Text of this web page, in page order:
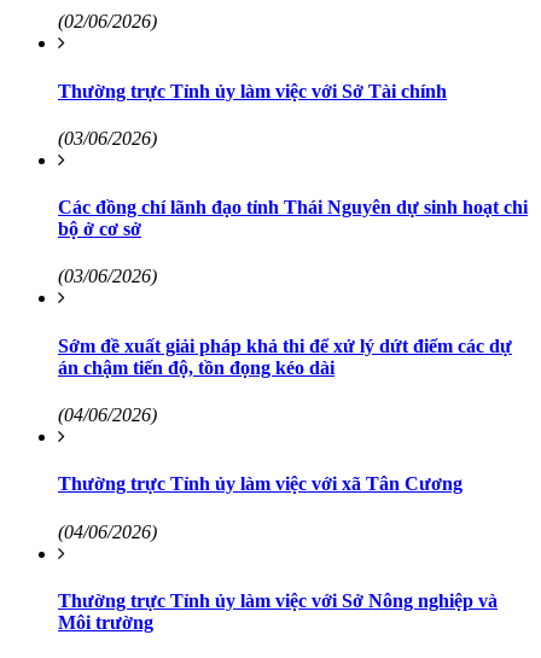
(02/06/2026)
Thường trực Tỉnh ủy làm việc với Sở Tài chính
(03/06/2026)
Các đồng chí lãnh đạo tỉnh Thái Nguyên dự sinh hoạt chi
bộ ở cơ sở
(03/06/2026)
Sớm đề xuất giải pháp khả thi để xử lý dứt điểm các dự
án chậm tiến độ, tồn đọng kéo dài
(04/06/2026)
Thường trực Tỉnh ủy làm việc với xã Tân Cương
(04/06/2026)
Thường trực Tỉnh ủy làm việc với Sở Nông nghiệp và
Môi trường